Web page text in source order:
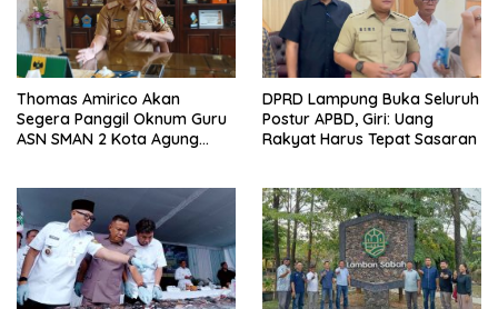
Thomas Amirico Akan
Segera Panggil Oknum Guru
ASN SMAN 2 Kota Agung
DPRD Lampung Buka Seluruh
Postur APBD, Giri: Uang
Rakyat Harus Tepat Sasaran